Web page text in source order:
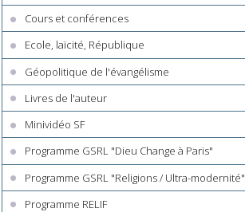
Cours et conférences
Ecole, laïcité, République
Géopolitique de l'évangélisme
Livres de l'auteur
Minividéo SF
Programme GSRL "Dieu Change à Paris"
Programme GSRL "Religions / Ultra-modernité"
Programme RELIF